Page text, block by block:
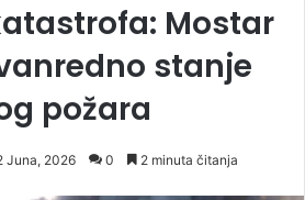
Mostar
stanje
požara
Juna, 2026 0 2 minuta čitanja